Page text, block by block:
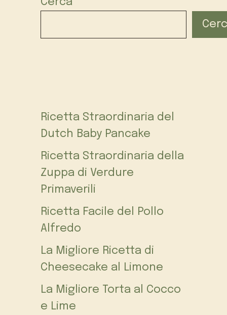
Ricetta Straordinaria del
Dutch Baby Pancake
Ricetta Straordinaria della
Zuppa di Verdure
Primaverili
Ricetta Facile del Pollo
Alfredo
La Migliore Ricetta di
Cheesecake al Limone
La Migliore Torta al Cocco
e Lime